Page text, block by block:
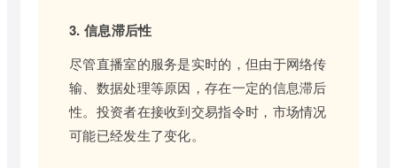
3. 信息滞后性
尽管直播室的服务是实时的，但由于网络传
输、数据处理等原因，存在一定的信息滞后
性。投资者在接收到交易指令时，市场情况
可能已经发生了变化。